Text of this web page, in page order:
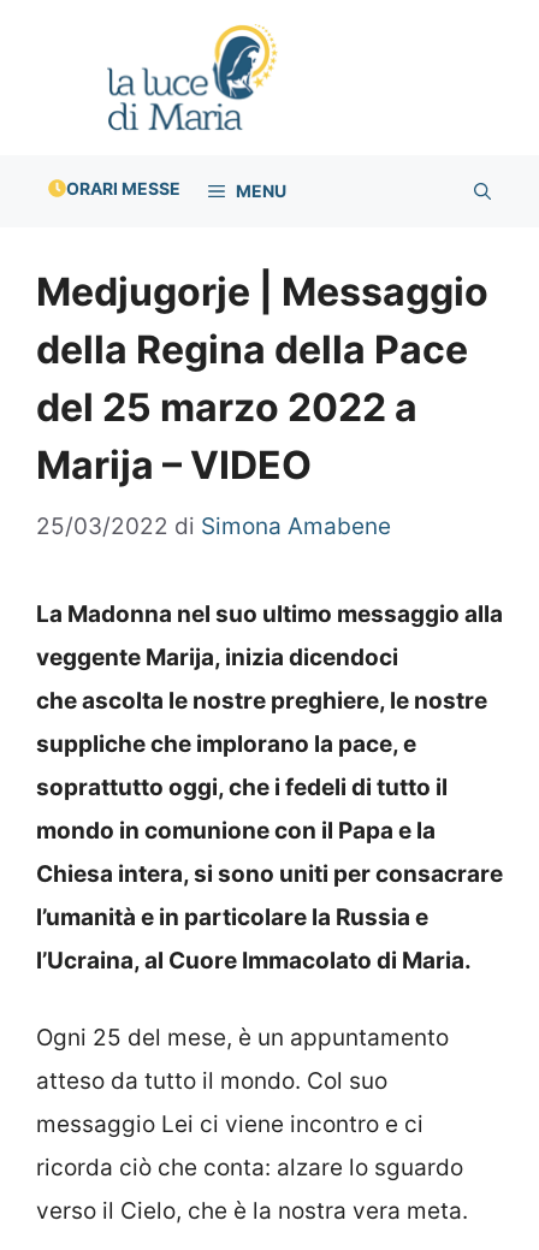
ORARI MESSE MENU
Medjugorje | Messaggio
della Regina della Pace
del 25 marzo 2022 a
Marija – VIDEO
25/03/2022 di Simona Amabene
La Madonna nel suo ultimo messaggio alla
veggente Marija, inizia dicendoci
che ascolta le nostre preghiere, le nostre
suppliche che implorano la pace, e
soprattutto oggi, che i fedeli di tutto il
mondo in comunione con il Papa e la
Chiesa intera, si sono uniti per consacrare
l’umanità e in particolare la Russia e
l’Ucraina, al Cuore Immacolato di Maria.
Ogni 25 del mese, è un appuntamento
atteso da tutto il mondo. Col suo
messaggio Lei ci viene incontro e ci
ricorda ciò che conta: alzare lo sguardo
verso il Cielo, che è la nostra vera meta.